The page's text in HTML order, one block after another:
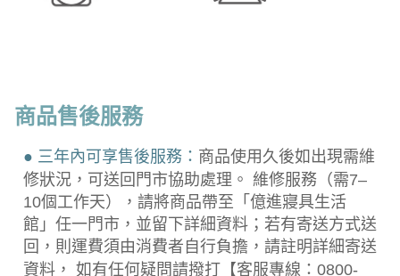
商品售後服務
● 三年內可享售後服務： 商品使用久後如出現需維
修狀況，可送回門市協助處理。 維修服務（需7–
10個工作天），請將商品帶至「億進寢具生活
館」任一門市，並留下詳細資料；若有寄送方式送
回，則運費須由消費者自行負擔，請註明詳細寄送
資料， 如有任何疑問請撥打【客服專線：0800-